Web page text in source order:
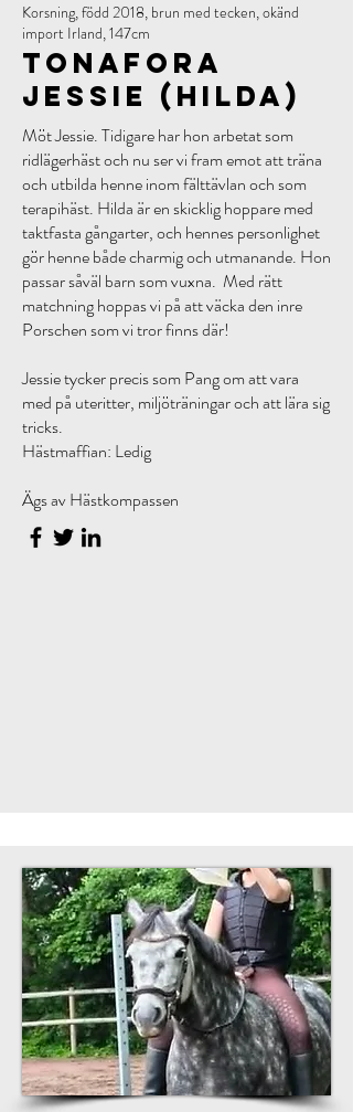
Korsning, född 2018, brun med tecken, okänd
import Irland, 147cm
Tonafora
Jessie (Hilda)
Möt Jessie. Tidigare har hon arbetat som
ridlägerhäst och nu ser vi fram emot att träna
och utbilda henne inom fälttävlan och som
terapihäst. Hilda är en skicklig hoppare med
taktfasta gångarter, och hennes personlighet
gör henne både charmig och utmanande. Hon
passar såväl barn som vuxna. Med rätt
matchning hoppas vi på att väcka den inre
Porschen som vi tror finns där!
Jessie tycker precis som Pang om att vara
med på uteritter, miljöträningar och att lära sig
tricks.​​
Hästmaffian: Ledig
Ägs av Hästkompassen